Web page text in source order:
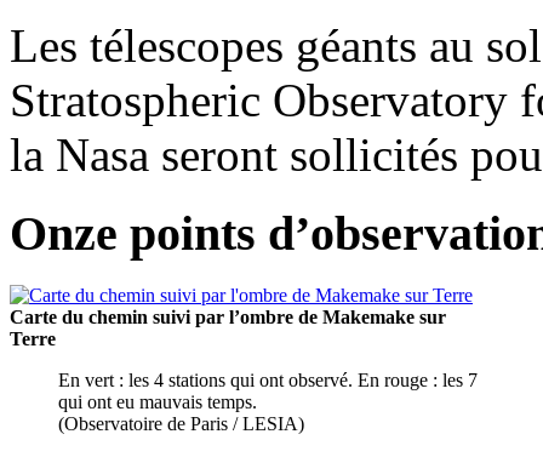
Les télescopes géants au
Stratospheric Observatory
la Nasa seront sollicités
Onze points
Carte du chemin suivi par l’ombre de Makemake sur
Terre
En vert : les 4 stations qui ont observé. En rouge : les 7
qui ont eu mauvais temps.
(Observatoire de Paris / LESIA)